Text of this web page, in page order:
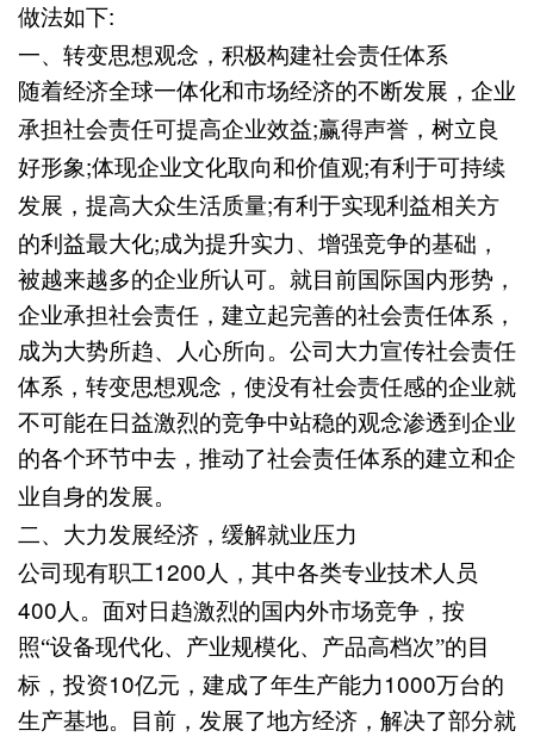
做法如下:
一、
转变思想观念，积极构建社会责任体系
随着经济全球一体化和市场经济的不断发展，企业
承担社会责任可提高企业效益;赢得声誉，树立良
好形象;体现企业文化取向和价值观;有利于可持续
发展，提高大众生活质量;有利于实现利益相关方
的利益最大化;成为提升实力、增强竞争的基础，
被越来越多的企业所认可。就目前国际国内形势，
企业承担社会责任，建立起完善的社会责任体系，
成为大势所趋、人心所向。公司大力宣传社会责任
体系，转变思想观念，使没有社会责任感的企业就
不可能在日益激烈的竞争中站稳的观念渗透到企业
的各个环节中去，推动了社会责任体系的建立和企
业自身的发展。
二、
大力发展经济，缓解就业压力
公司现有职工1200 人，其中各类专业技术人员
400 人。面对日趋激烈的国内外市场竞争，按
照“设备现代化、产业规模化、产品高档次”的目
标，投资10亿元，建成了年生产能力1000万台的
生产基地。目前，发展了地方经济，解决了部分就